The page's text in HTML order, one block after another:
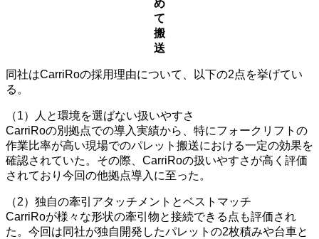
め
て
搬
送
同社はCarriRoの採用理由について、以下の2点を挙げてい
る。
（1）人と環境を選ばない扱いやすさ
CarriRoの別拠点での導入実績から、特にフォークリフトの
作業比率が高い現場でのパレット搬送における一定の効果を
確認されていた。その際、CarriRoの扱いやすさが高く評価
されており今回の他拠点導入に至った。
（2）独自の牽引アタッチメントとベストマッチ
CarriRoが様々な形状の牽引物と接続できる点も評価され
た。今回は同社が独自開発したパレットの2枚積みや台車と